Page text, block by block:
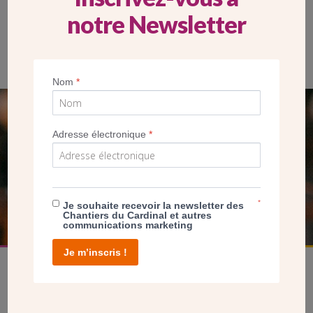
SEUL VOTRE DON
NOUS PERMET D’AGIR
FAIRE UN DON
notre Newsletter
Nom*
Adresse électronique*
Je souhaite recevoir la newsletter des
Chantiers du Cardinal et autres
communications marketing
*
Je m’inscris !